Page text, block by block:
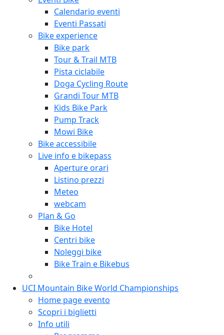
Calendario eventi
Eventi Passati
Bike experience
Bike park
Tour & Trail MTB
Pista ciclabile
Doga Cycling Route
Grandi Tour MTB
Kids Bike Park
Pump Track
Mowi Bike
Bike accessibile
Live info e bikepass
Aperture orari
Listino prezzi
Meteo
webcam
Plan & Go
Bike Hotel
Centri bike
Noleggi bike
Bike Train e Bikebus
UCI Mountain Bike World Championships
Home page evento
Scopri i biglietti
Info utili